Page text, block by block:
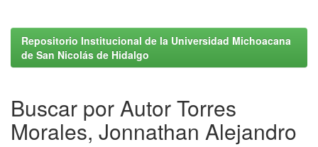
Repositorio Institucional de la Universidad Michoacana
de San Nicolás de Hidalgo
Buscar por Autor Torres
Morales, Jonnathan Alejandro